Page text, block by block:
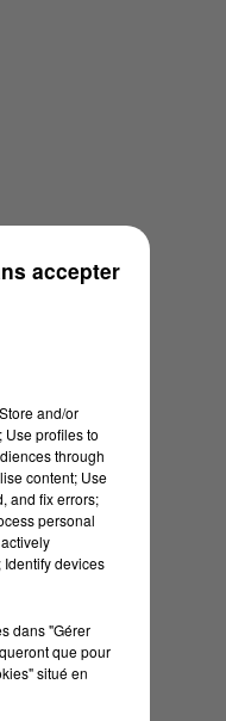
and/or
profiles to
through
content; Use
and fix errors;
personal
devices
dans "Gérer
que pour
situé en
accepter